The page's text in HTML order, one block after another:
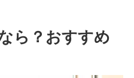
ら？おすすめ